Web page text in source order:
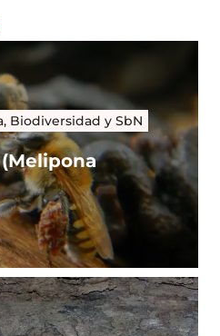
Biodiversidad y SbN